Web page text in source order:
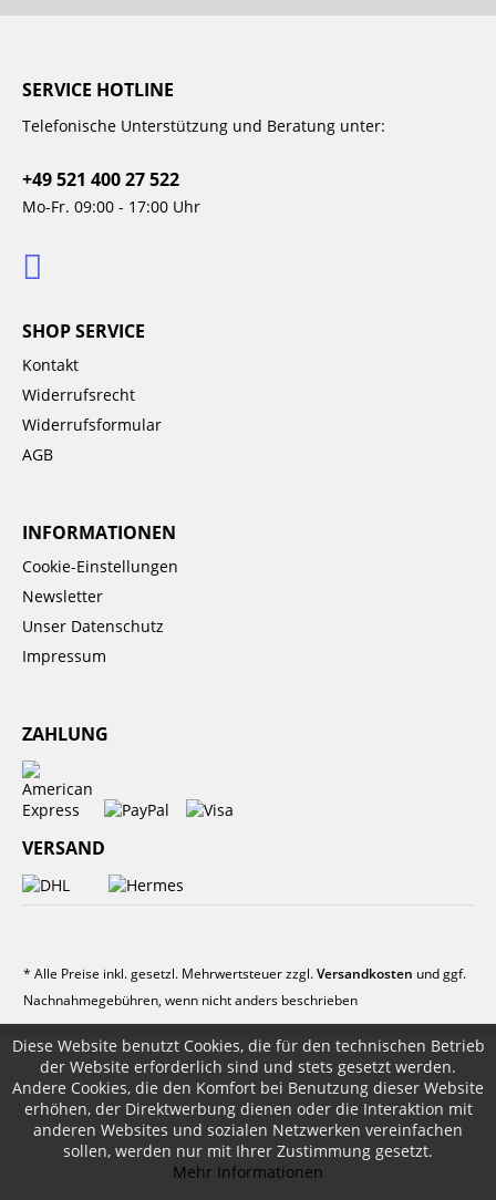
SERVICE HOTLINE
Telefonische Unterstützung und Beratung unter:
+49 521 400 27 522
Mo-Fr. 09:00 - 17:00 Uhr
SHOP SERVICE
Kontakt
Widerrufsrecht
Widerrufsformular
AGB
INFORMATIONEN
Cookie-Einstellungen
Newsletter
Unser Datenschutz
Impressum
ZAHLUNG
VERSAND
* Alle Preise inkl. gesetzl. Mehrwertsteuer zzgl.Versandkosten und ggf.
Nachnahmegebühren, wenn nicht anders beschrieben
Diese Website benutzt Cookies, die für den technischen Betrieb
der Website erforderlich sind und stets gesetzt werden.
Andere Cookies, die den Komfort bei Benutzung dieser Website
erhöhen, der Direktwerbung dienen oder die Interaktion mit
anderen Websites und sozialen Netzwerken vereinfachen
sollen, werden nur mit Ihrer Zustimmung gesetzt.
Mehr Informationen